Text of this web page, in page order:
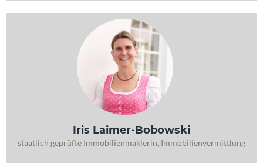
Iris Laimer-Bobowski
staatlich geprüfte Immobilienmaklerin, Immobilienvermittlung